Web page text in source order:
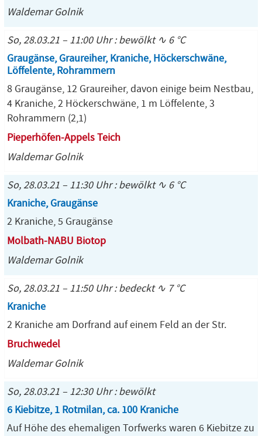
Waldemar Golnik
So, 28.03.21 – 11:00 Uhr : bewölkt ∿ 6 °C
Graugänse, Graureiher, Kraniche, Höckerschwäne,
Löffelente, Rohrammern
8 Graugänse, 12 Graureiher, davon einige beim Nestbau,
4 Kraniche, 2 Höckerschwäne, 1 m Löffelente, 3
Rohrammern (2,1)
Pieperhöfen-Appels Teich
Waldemar Golnik
So, 28.03.21 – 11:30 Uhr : bewölkt ∿ 6 °C
Kraniche, Graugänse
2 Kraniche, 5 Graugänse
Molbath-NABU Biotop
Waldemar Golnik
So, 28.03.21 – 11:50 Uhr : bedeckt ∿ 7 °C
Kraniche
2 Kraniche am Dorfrand auf einem Feld an der Str.
Bruchwedel
Waldemar Golnik
So, 28.03.21 – 12:30 Uhr : bewölkt
6 Kiebitze, 1 Rotmilan, ca. 100 Kraniche
Auf Höhe des ehemaligen Torfwerks waren 6 Kiebitze zu